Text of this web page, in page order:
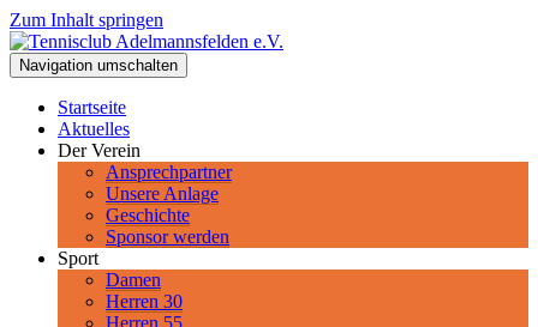
Zum Inhalt springen
Tennisclub Adelmannsfelden e.V.
Spiel, Satz und Sieg! Herzlich Willkommen beim Tennisclub
Adelmannsfelden im schwäbischen Ostalbkreis.
Navigation umschalten
Startseite
Aktuelles
Der Verein
Ansprechpartner
Unsere Anlage
Geschichte
Sponsor werden
Sport
Damen
Herren 30
Herren 55